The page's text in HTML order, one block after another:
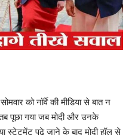
को नॉर्वे की मीडिया से बात न
पूछा गया जब मोदी और उनके
स्टेटमेंट पढ़े जाने के बाद मोदी हॉल से